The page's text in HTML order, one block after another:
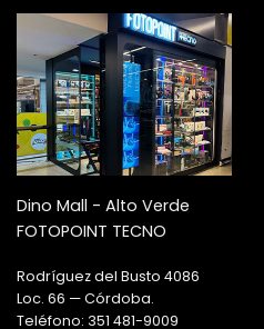
Dino Mall - Alto Verde
FOTOPOINT TECNO
Rodríguez del Busto 4086
Loc. 66 — Córdoba.
Teléfono: 351 481-9009